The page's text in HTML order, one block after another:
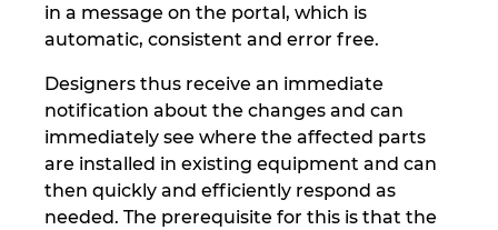
in a message on the portal, which is
automatic, consistent and error free.
Designers thus receive an immediate
notification about the changes and can
immediately see where the affected parts
are installed in existing equipment and can
then quickly and efficiently respond as
needed. The prerequisite for this is that the